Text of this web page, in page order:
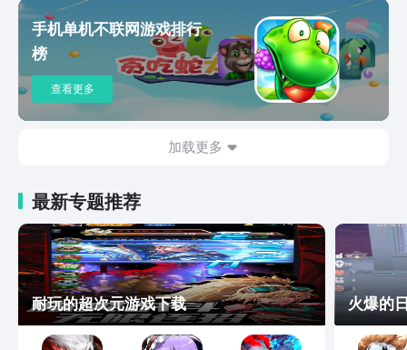
手机单机不联网游戏排行
榜
查看更多
加载更多
最新专题推荐
耐玩的超次元游戏下载 火爆的